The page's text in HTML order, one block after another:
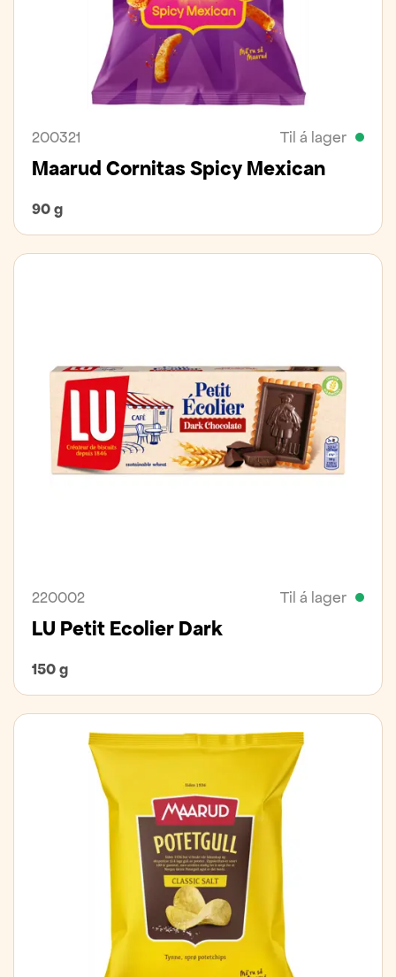
200321 Til á lager
Maarud Cornitas Spicy Mexican
90 g
220002 Til á lager
LU Petit Ecolier Dark
150 g